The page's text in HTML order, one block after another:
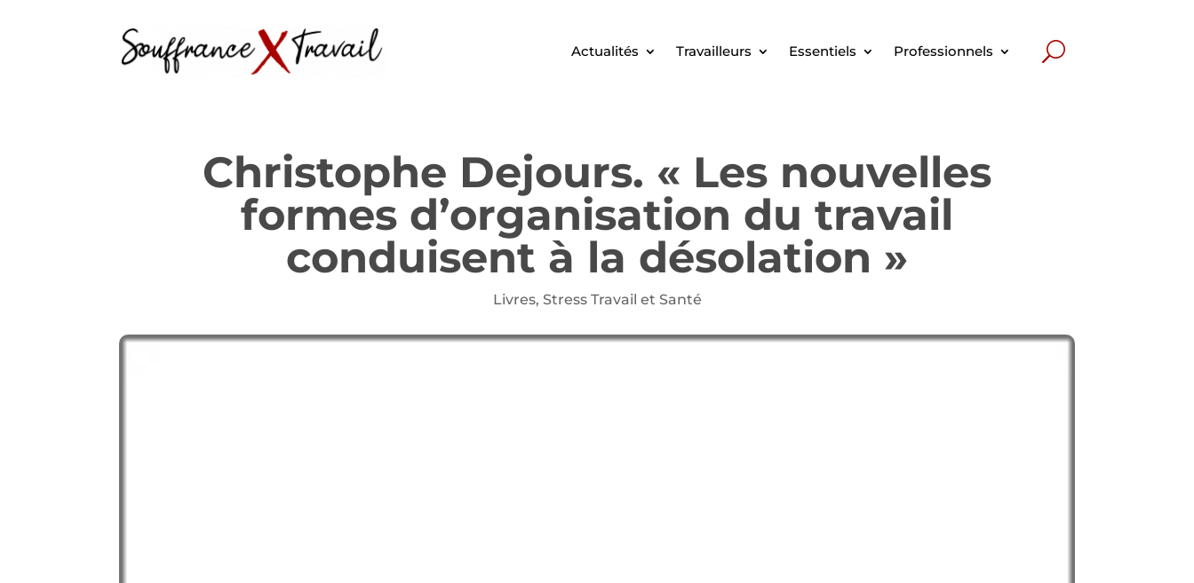
Actualités Travailleurs Essentiels Professionnels
Christophe Dejours. « Les nouvelles
formes d’organisation du travail
conduisent à la désolation »
Livres, Stress Travail et Santé